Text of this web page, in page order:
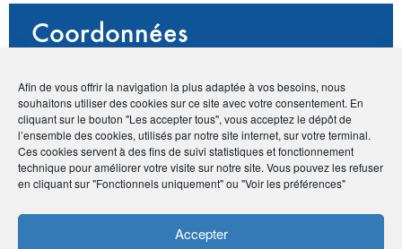
Afin de vous offrir la navigation la plus adaptée à vos besoins, nous
souhaitons utiliser des cookies sur ce site avec votre consentement. En
cliquant sur le bouton "Les accepter tous", vous acceptez le dépôt de
l’ensemble des cookies, utilisés par notre site internet, sur votre terminal.
Ces cookies servent à des fins de suivi statistiques et fonctionnement
technique pour améliorer votre visite sur notre site. Vous pouvez les refuser
en cliquant sur "Fonctionnels uniquement" ou "Voir les préférences"
Accepter
Coordonnées
• 6 place Drouch d'Erlon, 51100 Reims
•06 80 12 25 67
•olgachong-avocate@hotmail.com